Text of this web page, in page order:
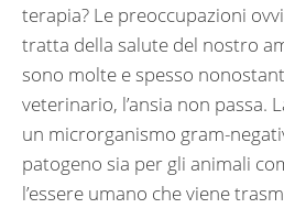
terapia? Le preoccupazioni
tratta della salute del nostro
sono molte e spesso
veterinario, l’ansia non passa.
un microrganismo gram-
patogeno sia per gli animali
l’essere umano che viene